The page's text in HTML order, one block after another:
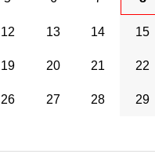
12 13 14 15
19 20 21 22
26 27 28 29